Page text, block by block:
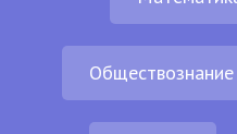
Обществознание